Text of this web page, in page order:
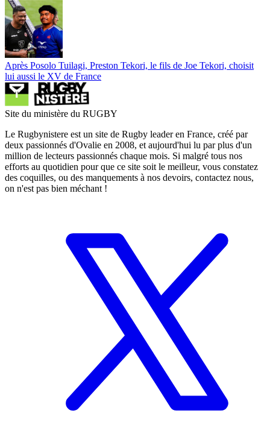
Après Posolo Tuilagi, Preston Tekori, le fils de Joe Tekori, choisit
lui aussi le XV de France
Site du ministère du RUGBY
Le Rugbynistere est un site de Rugby leader en France, créé par
deux passionnés d'Ovalie en 2008, et aujourd'hui lu par plus d'un
million de lecteurs passionnés chaque mois. Si malgré tous nos
efforts au quotidien pour que ce site soit le meilleur, vous constatez
des coquilles, ou des manquements à nos devoirs, contactez nous,
on n'est pas bien méchant !